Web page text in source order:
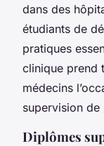
dans des
étudiants de
pratiques
clinique prend
médecins
supervision de
Diplômes